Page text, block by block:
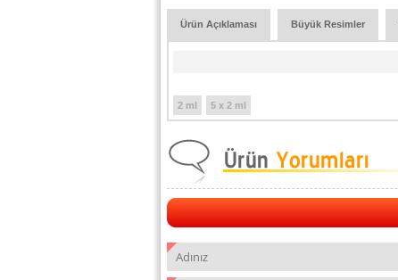
Ürün Açıklaması Büyük Resimler
2 ml 5 x 2 ml